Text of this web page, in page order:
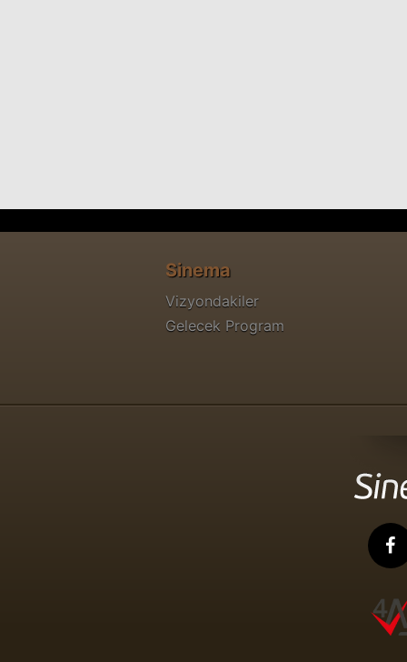
Sinema
Vizyondakiler
Gelecek Program